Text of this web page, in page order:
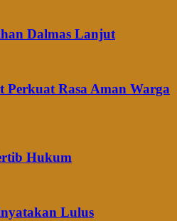
Dalmas Lanjut
Perkuat Rasa Aman Warga
Hukum
Lulus